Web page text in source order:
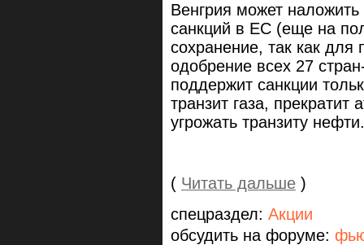
Венгрия может
санкций в ЕС (еще на
сохранение, так как для
одобрение всех 27
поддержит санкции
транзит газа, прекратит
угрожать транзиту нефти.
( Читать дальше )
спецраздел: Акции
обсудить на форуме: